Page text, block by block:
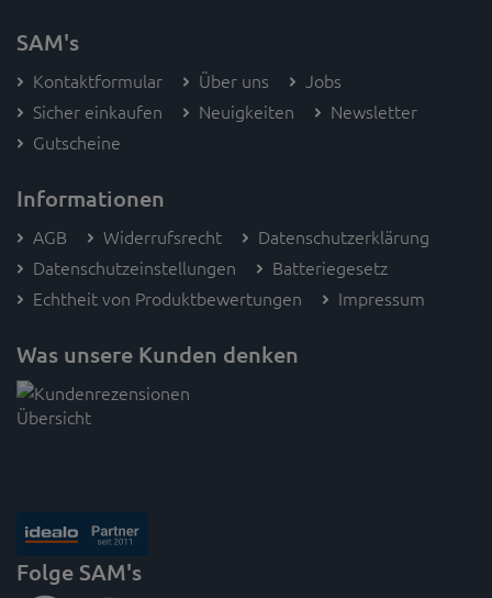
SAM's
Kontaktformular Über uns
Jobs
Sicher einkaufen
Neuigkeiten
Newsletter
Gutscheine
Informationen
AGB Widerrufsrecht
Datenschutzerklärung
Datenschutzeinstellungen
Batteriegesetz
Echtheit von Produktbewertungen
Impressum
Was unsere Kunden denken
Folge SAM's